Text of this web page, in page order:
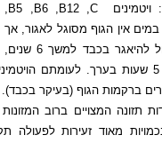
,B6 ,B12 ,C
אין הגוף מסוגל לאגור, אך
דופן בגלל שהוא
הגוף מפריש לאחר 5 שעות בערך. לעומתם
ברקמות הגוף (בעיקר בכבד).
תזונה המצויים ברוב
מאוד זעירות לפעולה